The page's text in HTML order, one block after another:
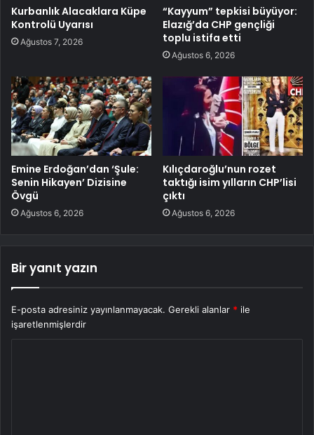
Kurbanlık Alacaklara Küpe
Kontrolü Uyarısı
Ağustos 7, 2026
“Kayyum” tepkisi büyüyor:
Elazığ’da CHP gençliği
toplu istifa etti
Ağustos 6, 2026
Emine Erdoğan’dan ‘Şule:
Senin Hikayen’ Dizisine
Övgü
Ağustos 6, 2026
Kılıçdaroğlu’nun rozet
taktığı isim yılların CHP’lisi
çıktı
Ağustos 6, 2026
Bir yanıt yazın
E-posta adresiniz yayınlanmayacak. Gerekli alanlar * ile
işaretlenmişlerdir